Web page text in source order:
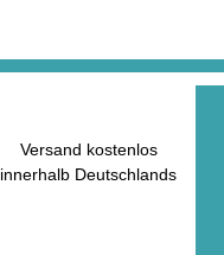
Versand kostenlos
innerhalb Deutschlands